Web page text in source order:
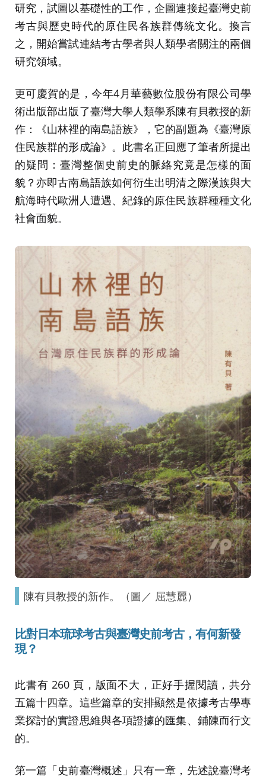
研究，試圖以基礎性的工作，企圖連接起臺灣史前
考古與歷史時代的原住民各族群傳統文化。換言
之，開始嘗試連結考古學者與人類學者關注的兩個
研究領域。
更可慶賀的是，今年4月華藝數位股份有限公司學
術出版部出版了臺灣大學人類學系陳有貝教授的新
作：《山林裡的南島語族》，它的副題為《臺灣原
住民族群的形成論》。此書名正回應了筆者所提出
的疑問：臺灣整個史前史的脈絡究竟是怎樣的面
貌？亦即古南島語族如何衍生出明清之際漢族與大
航海時代歐洲人遭遇、紀錄的原住民族群種種文化
社會面貌。
陳有貝教授的新作。（圖／ 屈慧麗）
比對日本琉球考古與臺灣史前考古，有何新發
現？
此書有 260 頁，版面不大，正好手握閱讀，共分
五篇十四章。這些篇章的安排顯然是依據考古學專
業探討的實證思維與各項證據的匯集、鋪陳而行文
的。
第一篇「史前臺灣概述」只有一章，先述說臺灣考